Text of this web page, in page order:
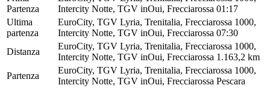
Partenza
Intercity Notte, TGV inOui, Frecciarossa 01:17
Ultima
partenza
EuroCity, TGV Lyria, Trenitalia, Frecciarossa 1000,
Intercity Notte, TGV inOui, Frecciarossa 07:30
Distanza
EuroCity, TGV Lyria, Trenitalia, Frecciarossa 1000,
Intercity Notte, TGV inOui, Frecciarossa 1.163,2 km
Partenza
EuroCity, TGV Lyria, Trenitalia, Frecciarossa 1000,
Intercity Notte, TGV inOui, Frecciarossa Pescara